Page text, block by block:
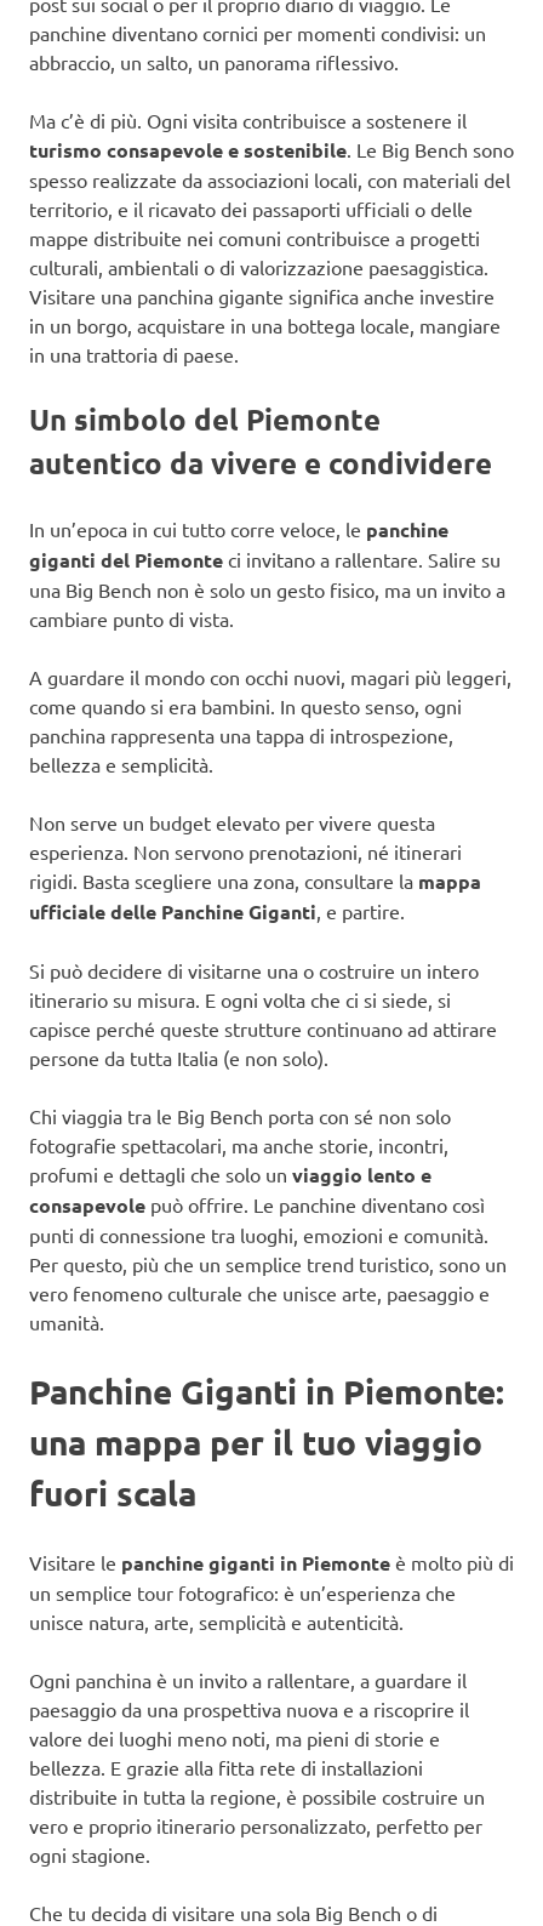
panchine diventano cornici per momenti condivisi: un
abbraccio, un salto, un panorama riflessivo.
Ma c’è di più. Ogni visita contribuisce a sostenere il
turismo consapevole e sostenibile . Le Big Bench sono
spesso realizzate da associazioni locali, con materiali del
territorio, e il ricavato dei passaporti ufficiali o delle
mappe distribuite nei comuni contribuisce a progetti
culturali, ambientali o di valorizzazione paesaggistica.
Visitare una panchina gigante significa anche investire
in un borgo, acquistare in una bottega locale, mangiare
in una trattoria di paese.
Un simbolo del Piemonte
autentico da vivere e condividere
In un’epoca in cui tutto corre veloce, le panchine
giganti del Piemonte ci invitano a rallentare. Salire su
una Big Bench non è solo un gesto fisico, ma un invito a
cambiare punto di vista.
A guardare il mondo con occhi nuovi, magari più leggeri,
come quando si era bambini. In questo senso, ogni
panchina rappresenta una tappa di introspezione,
bellezza e semplicità.
Non serve un budget elevato per vivere questa
esperienza. Non servono prenotazioni, né itinerari
rigidi. Basta scegliere una zona, consultare la mappa
ufficiale delle Panchine Giganti , e partire.
Si può decidere di visitarne una o costruire un intero
itinerario su misura. E ogni volta che ci si siede, si
capisce perché queste strutture continuano ad attirare
persone da tutta Italia (e non solo).
Chi viaggia tra le Big Bench porta con sé non solo
fotografie spettacolari, ma anche storie, incontri,
profumi e dettagli che solo un viaggio lento e
consapevole può offrire. Le panchine diventano così
punti di connessione tra luoghi, emozioni e comunità.
Per questo, più che un semplice trend turistico, sono un
vero fenomeno culturale che unisce arte, paesaggio e
umanità.
Panchine Giganti in Piemonte:
una mappa per il tuo viaggio
fuori scala
Visitare le panchine giganti in Piemonte è molto più di
un semplice tour fotografico: è un’esperienza che
unisce natura, arte, semplicità e autenticità.
Ogni panchina è un invito a rallentare, a guardare il
paesaggio da una prospettiva nuova e a riscoprire il
valore dei luoghi meno noti, ma pieni di storie e
bellezza. E grazie alla fitta rete di installazioni
distribuite in tutta la regione, è possibile costruire un
vero e proprio itinerario personalizzato, perfetto per
ogni stagione.
Che tu decida di visitare una sola Big Bench o di